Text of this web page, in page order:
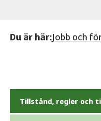
Du är här:Jobb och
Tillstånd, regler och